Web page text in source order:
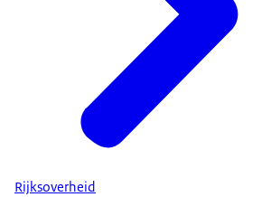
Rijksoverheid